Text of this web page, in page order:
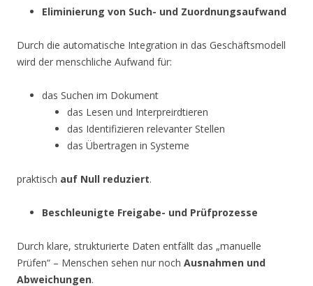
Eliminierung von Such- und Zuordnungsaufwand
Durch die automatische Integration in das Geschäftsmodell
wird der menschliche Aufwand für:
das Suchen im Dokument
das Lesen und Interpreirdtieren
das Identifizieren relevanter Stellen
das Übertragen in Systeme
praktisch auf Null reduziert.
Beschleunigte Freigabe- und Prüfprozesse
Durch klare, strukturierte Daten entfällt das „manuelle
Prüfen“ – Menschen sehen nur noch Ausnahmen und
Abweichungen.